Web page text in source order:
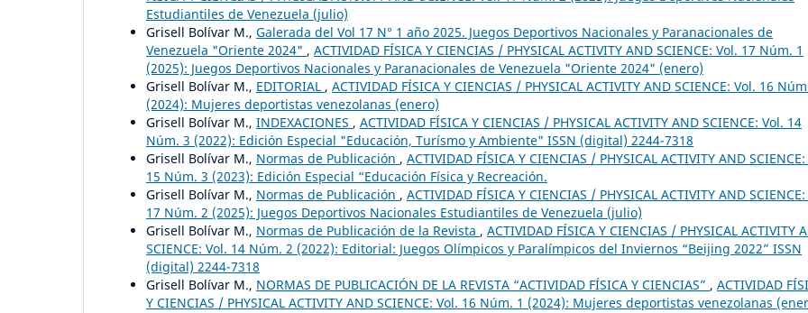
Estudiantiles de Venezuela (julio)
Grisell Bolívar M., Galerada del Vol 17 N° 1 año 2025. Juegos Deportivos Nacionales y Paranacionales de
Venezuela "Oriente 2024" , ACTIVIDAD FÍSICA Y CIENCIAS / PHYSICAL ACTIVITY AND SCIENCE: Vol. 17 Núm. 1
(2025): Juegos Deportivos Nacionales y Paranacionales de Venezuela "Oriente 2024" (enero)
Grisell Bolívar M., EDITORIAL , ACTIVIDAD FÍSICA Y CIENCIAS / PHYSICAL ACTIVITY AND SCIENCE: Vol. 16
(2024): Mujeres deportistas venezolanas (enero)
Grisell Bolívar M., INDEXACIONES , ACTIVIDAD FÍSICA Y CIENCIAS / PHYSICAL ACTIVITY AND SCIENCE: Vol. 14
Núm. 3 (2022): Edición Especial "Educación, Turísmo y Ambiente" ISSN (digital) 2244-7318
Grisell Bolívar M., Normas de Publicación , ACTIVIDAD FÍSICA Y CIENCIAS / PHYSICAL ACTIVITY AND
15 Núm. 3 (2023): Edición Especial “Educación Física y Recreación.
Grisell Bolívar M., Normas de Publicación , ACTIVIDAD FÍSICA Y CIENCIAS / PHYSICAL ACTIVITY AND
17 Núm. 2 (2025): Juegos Deportivos Nacionales Estudiantiles de Venezuela (julio)
Grisell Bolívar M., Normas de Publicación de la Revista , ACTIVIDAD FÍSICA Y CIENCIAS / PHYSICAL ACTIVITY
SCIENCE: Vol. 14 Núm. 2 (2022): Editorial: Juegos Olímpicos y Paralímpicos del Inviernos “Beijing 2022” ISSN
(digital) 2244-7318
Grisell Bolívar M., NORMAS DE PUBLICACIÓN DE LA REVISTA “ACTIVIDAD FÍSICA Y CIENCIAS” , ACTIVIDAD
Y CIENCIAS / PHYSICAL ACTIVITY AND SCIENCE: Vol. 16 Núm. 1 (2024): Mujeres deportistas venezolanas